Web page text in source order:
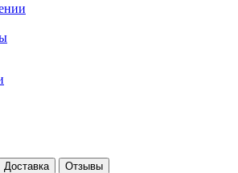
Доставка Отзывы